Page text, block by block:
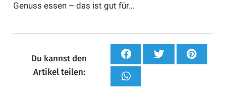
Genuss essen – das ist gut für…
Du kannst den
Artikel teilen: